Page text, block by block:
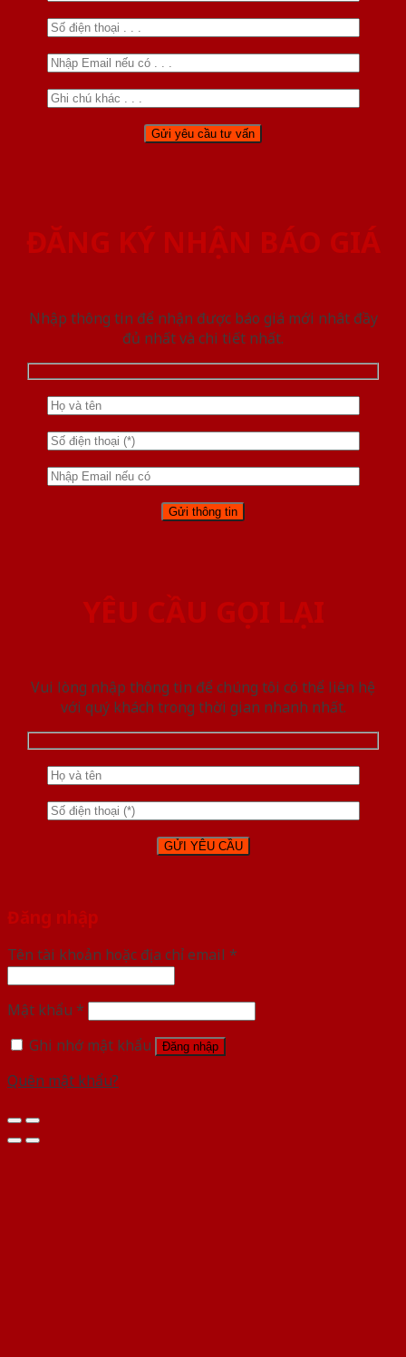
ĐĂNG KÝ NHẬN BÁO GIÁ
Nhập thông tin để nhận được báo giá mới nhât đầy
đủ nhất và chi tiết nhất.
YÊU CẦU GỌI LẠI
Vui lòng nhập thông tin để chúng tôi có thể liên hệ
với quý khách trong thời gian nhanh nhất.
Đăng nhập
Tên tài khoản hoặc địa chỉ email *
Mật khẩu *
Ghi nhớ mật khẩu
Đăng nhập
Quên mật khẩu?